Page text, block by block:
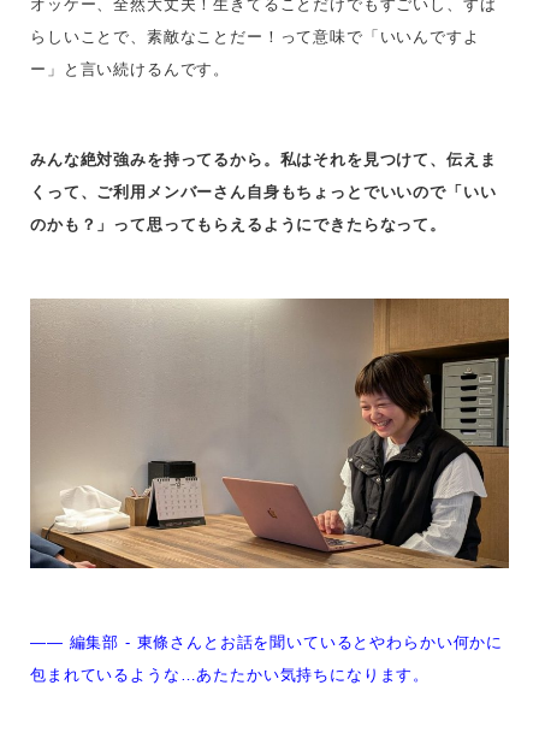
オッケー、全然大丈夫！生きてることだけでもすごいし、すば
らしいことで、素敵なことだー！って意味で「 いいんですよ
ー 」と言い続けるんです。
みんな絶対強みを持ってるから。私はそれを見つけて、伝えま
くって、ご利用メンバーさん自身もちょっとでいいので「いい
のかも？」って思ってもらえるようにできたらなって。
—— 編集部 - 東條さんとお話を聞いているとやわらかい何かに
包まれているような…あたたかい気持ちになります。